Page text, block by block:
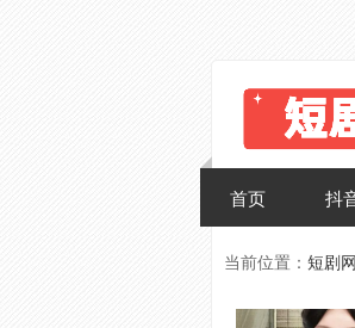
首页 抖
当前位置： 短剧网